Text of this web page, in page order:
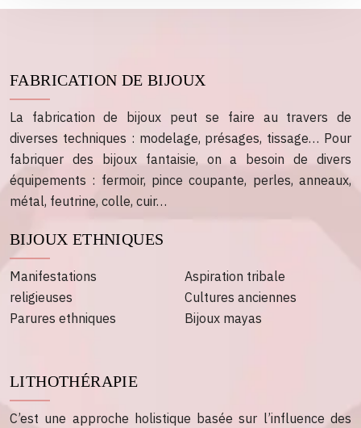
FABRICATION DE BIJOUX
La fabrication de bijoux peut se faire au travers de
diverses techniques : modelage, présages, tissage… Pour
fabriquer des bijoux fantaisie, on a besoin de divers
équipements : fermoir, pince coupante, perles, anneaux,
métal, feutrine, colle, cuir…
BIJOUX ETHNIQUES
Manifestations
religieuses
Parures ethniques
Aspiration tribale
Cultures anciennes
Bijoux mayas
LITHOTHÉRAPIE
C’est une approche holistique basée sur l’influence des